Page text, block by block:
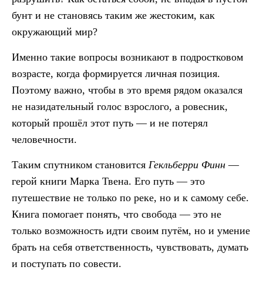
бунт и не становясь таким же жестоким, как
окружающий мир?
Именно такие вопросы возникают в подростковом
возрасте, когда формируется личная позиция.
Поэтому важно, чтобы в это время рядом оказался
не назидательный голос взрослого, а ровесник,
который прошёл этот путь — и не потерял
человечности.
Таким спутником становится Гекльберри Финн —
герой книги Марка Твена. Его путь — это
путешествие не только по реке, но и к самому себе.
Книга помогает понять, что свобода — это не
только возможность идти своим путём, но и умение
брать на себя ответственность, чувствовать, думать
и поступать по совести.